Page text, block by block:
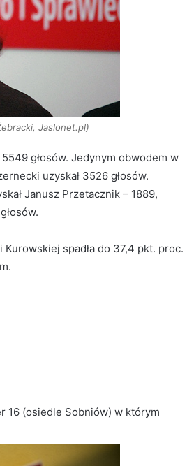
Jaslonet.pl)
głosów. Jedynym obwodem w
uzyskał 3526 głosów.
Janusz Przetacznik – 1889,
spadła do 37,4 pkt. proc.
16 (osiedle Sobniów) w którym